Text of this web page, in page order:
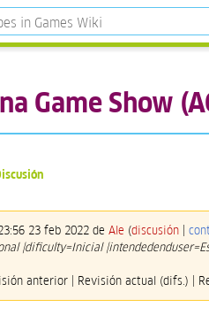
Game Show
23 feb 2022 deAle (discusión |
|dificulty=Inicial
anterior | Revisión actual (difs.) |